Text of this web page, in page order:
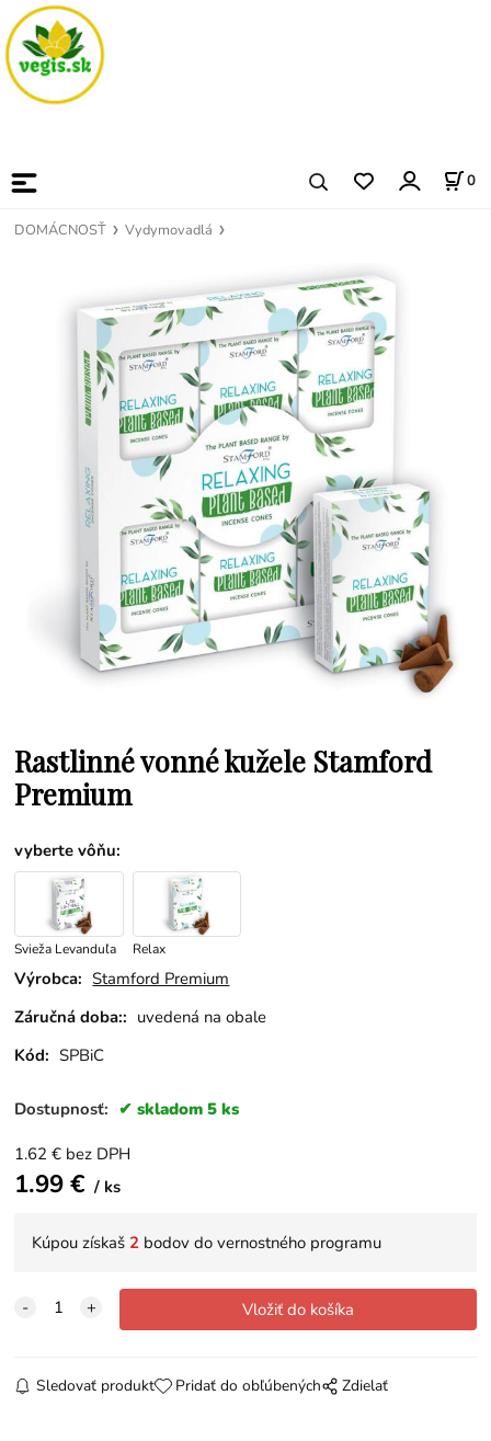
0
DOMÁCNOSŤ Vydymovadlá
Rastlinné vonné kužele Stamford
Premium
vyberte vôňu:
Svieža Levanduľa Relax
Výrobca: Stamford Premium
Záručná doba:: uvedená na obale
Kód: SPBiC
Dostupnosť: skladom 5 ks
1.62 € bez DPH
1.99€ ks
Kúpou získaš 2 bodov do vernostného programu
Sledovať produkt Pridať do obľúbených Zdielať